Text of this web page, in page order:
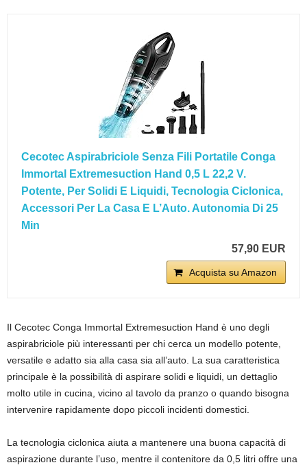
Cecotec Aspirabriciole Senza Fili Portatile Conga
Immortal Extremesuction Hand 0,5 L 22,2 V.
Potente, Per Solidi E Liquidi, Tecnologia Ciclonica,
Accessori Per La Casa E L’Auto. Autonomia Di 25
Min
57,90 EUR
Acquista su Amazon
Il Cecotec Conga Immortal Extremesuction Hand è uno degli
aspirabriciole più interessanti per chi cerca un modello potente,
versatile e adatto sia alla casa sia all’auto. La sua caratteristica
principale è la possibilità di aspirare solidi e liquidi, un dettaglio
molto utile in cucina, vicino al tavolo da pranzo o quando bisogna
intervenire rapidamente dopo piccoli incidenti domestici.
La tecnologia ciclonica aiuta a mantenere una buona capacità di
aspirazione durante l’uso, mentre il contenitore da 0,5 litri offre una